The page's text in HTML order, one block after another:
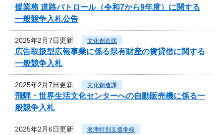
援業務 道路パトロール（令和7から9年度）に関する
一般競争入札公告
2025年2月7日更新 文化創造課
広告取扱型広報事業に係る県有財産の賃貸借に関する
一般競争入札
2025年2月7日更新 文化創造課
飛騨・世界生活文化センターへの自動販売機に係る一
般競争入札
2025年2月6日更新 海津特別支援学校